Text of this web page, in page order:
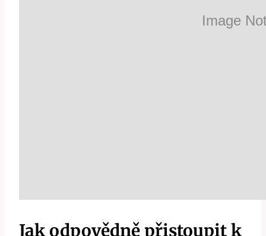
Jak odpovědně přistoupit k